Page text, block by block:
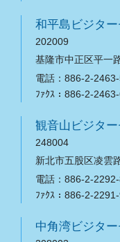
和平島ビジタ
202009
基隆市中正区平一
電話：886-2-
ﾌｧｸｽ：886-2-
観音山ビジタ
248004
新北市五股区凌雲
電話：886-2-
ﾌｧｸｽ：886-2-
中角湾ビジタ